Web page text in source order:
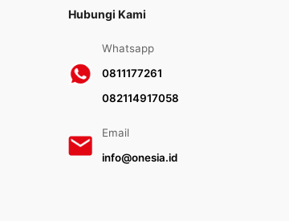
Hubungi Kami
Whatsapp
0811177261
082114917058
Email
info@onesia.id